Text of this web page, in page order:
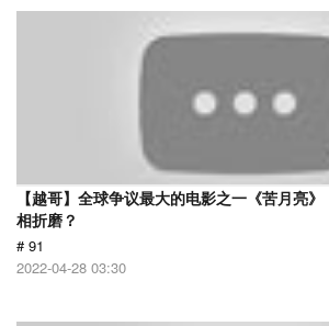
【越哥】全球争议最大的电影之一《苦月亮
相折磨？
# 91
2022-04-28 03:30